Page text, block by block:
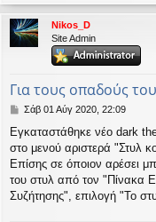
Nikos_D
Site Admin
Για τους οπαδούς
Δ
μ
ο
σ
υ
Σάβ 01 Αύγ 2020, 22:09
Εγκαταστάθηκε νέο dark
στο μενού αριστερά "Στυλ
Επίσης σε όποιον αρέσει
του στυλ από τον "Πίνακα
Συζήτησης", επιλογή "Το